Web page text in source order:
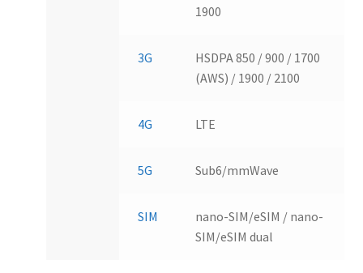
1900
3G
HSDPA 850 / 900 / 1700
(AWS) / 1900 / 2100
4G LTE
5G Sub6/mmWave
SIM
nano-SIM/eSIM / nano-
SIM/eSIM dual